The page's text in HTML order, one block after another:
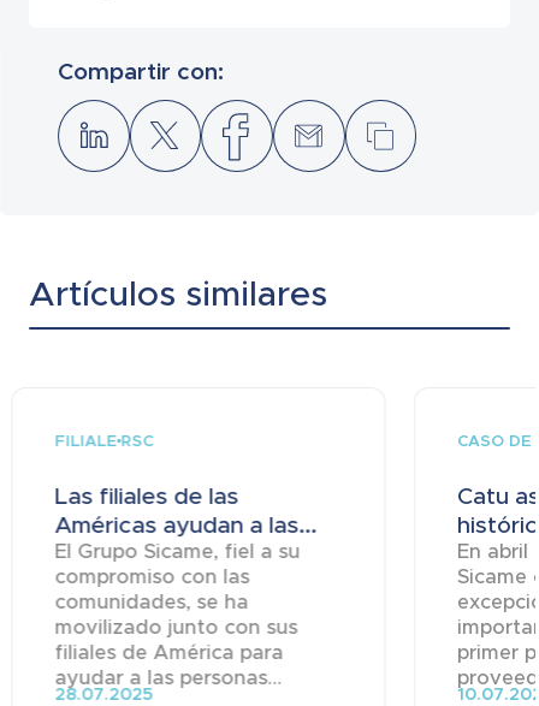
Compartir con:
Artículos similares
FILIALERSC
Las filiales de las
Américas ayudan a las...
El Grupo Sicame, fiel a su
compromiso con las
comunidades, se ha
movilizado junto con sus
filiales de América para
ayudar a las personas...
28.07.2025
CASO DE
Catu
En abril
Sicame
primer